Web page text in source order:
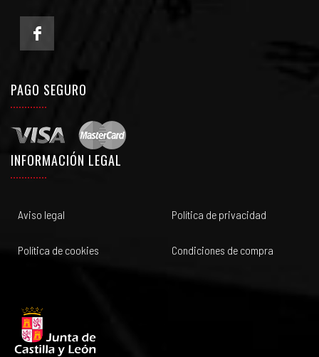
PAGO SEGURO
INFORMACIÓN LEGAL
Aviso legal Política de privacidad
Política de cookies Condiciones de compra